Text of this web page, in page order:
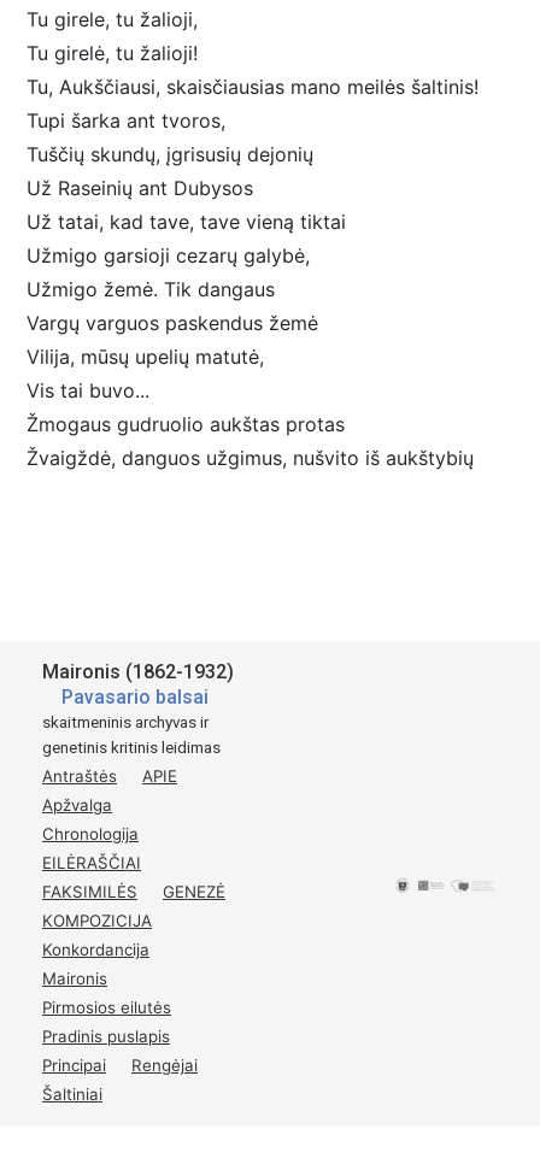
Tu girele, tu žalioji,
Tu girelė, tu žalioji!
Tu, Aukščiausi, skaisčiausias mano meilės šaltinis!
Tupi šarka ant tvoros,
Tuščių skundų, įgrisusių dejonių
Už Raseinių ant Dubysos
Už tatai, kad tave, tave vieną tiktai
Užmigo garsioji cezarų galybė,
Užmigo žemė. Tik dangaus
Vargų varguos paskendus žemė
Vilija, mūsų upelių matutė,
Vis tai buvo...
Žmogaus gudruolio aukštas protas
Žvaigždė, danguos užgimus, nušvito iš aukštybių
Maironis (1862-1932)
Pavasario balsai
skaitmeninis archyvas ir
genetinis kritinis leidimas
Antraštės
APIE
Apžvalga
Chronologija
EILĖRAŠČIAI
FAKSIMILĖS
GENEZĖ
KOMPOZICIJA
Konkordancija
Maironis
Pirmosios eilutės
Pradinis puslapis
Principai
Rengėjai
Šaltiniai